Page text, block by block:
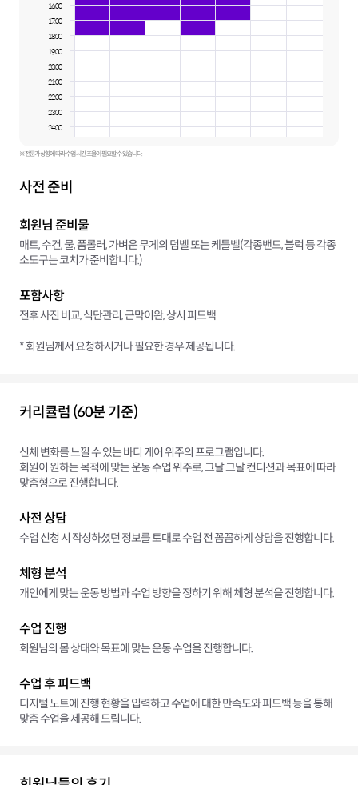
16:00
17:00
18:00
19:00
20:00
21:00
22:00
23:00
24:00
※ 전문가 상황에 따라 수업 시간 조율이 필요할 수 있습니다.
사전 준비
회원님 준비물
매트, 수건, 물, 폼롤러, 가벼운 무게의 덤벨 또는 케틀벨(각종밴드, 블럭 등 각종
소도구는 코치가 준비합니다.)
포함사항
전후 사진 비교, 식단관리, 근막이완, 상시 피드백
* 회원님께서 요청하시거나 필요한 경우 제공됩니다.
커리큘럼 (60분 기준)
신체 변화를 느낄 수 있는 바디 케어 위주의 프로그램입니다.
회원이 원하는 목적에 맞는 운동 수업 위주로, 그날 그날 컨디션과 목표에 따라
맞춤형으로 진행합니다.
사전 상담
수업 신청 시 작성하셨던 정보를 토대로 수업 전 꼼꼼하게 상담을 진행합니다.
체형 분석
개인에게 맞는 운동 방법과 수업 방향을 정하기 위해 체형 분석을 진행합니다.
수업 진행
회원님의 몸 상태와 목표에 맞는 운동 수업을 진행합니다.
수업 후 피드백
디지털 노트에 진행 현황을 입력하고 수업에 대한 만족도와 피드백 등을 통해
맞춤 수업을 제공해 드립니다.